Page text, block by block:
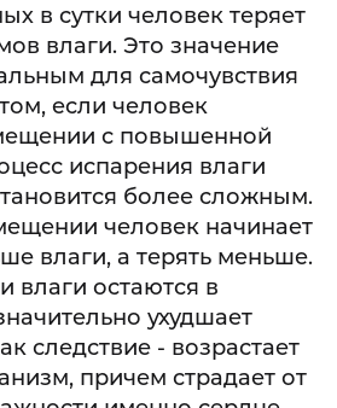
в сутки человек теряет
влаги. Это значение
для самочувствия
если человек
с повышенной
испарения влаги
более сложным.
человек начинает
влаги, а терять меньше.
влаги остаются в
ухудшает
следствие - возрастает
причем страдает от